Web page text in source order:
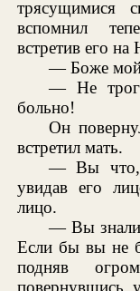
трясущимися
вспомнил
встретив его на
— Боже мой,
— Не
больно!
Он
встретил мать.
— Вы что,
увидав его
лицо.
— Вы знали
Если бы вы не
подняв
повернувшись,